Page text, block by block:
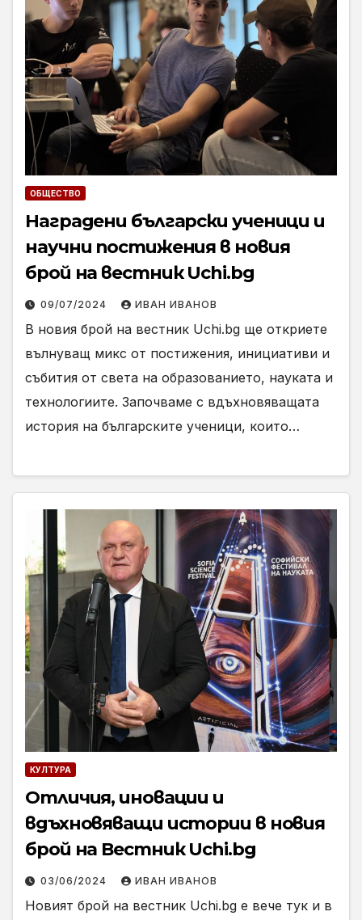
ОБЩЕСТВО
Наградени български ученици и
научни постижения в новия
брой на вестник Uchi.bg
09/07/2024 ИВАН ИВАНОВ
В новия брой на вестник Uchi.bg ще откриете
вълнуващ микс от постижения, инициативи и
събития от света на образованието, науката и
технологиите. Започваме с вдъхновяващата
история на българските ученици, които…
КУЛТУРА
Отличия, иновации и
вдъхновяващи истории в новия
брой на Вестник Uchi.bg
03/06/2024 ИВАН ИВАНОВ
Новият брой на вестник Uchi.bg е вече тук и в